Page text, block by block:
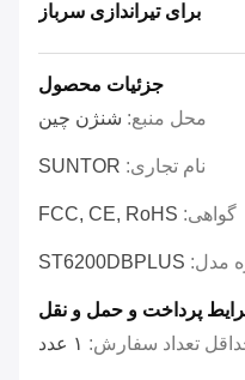
برای تیراندازی سرباز
جزئیات محصول
محل منبع: شنژن چین
نام تجاری: SUNTOR
گواهی: FCC, CE, RoHS
مدل: ST6200DBPLUS
پرداخت و حمل و نقل
تعداد سفارش: ۱ عدد